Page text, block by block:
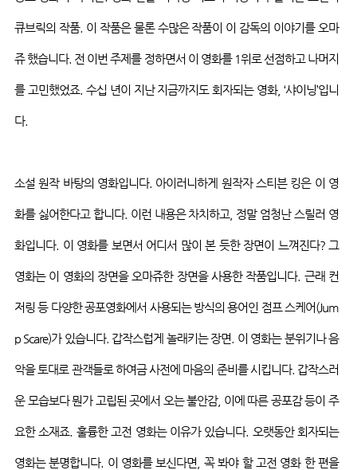
큐브릭의 작품. 이 작품은 물론 수많은 작품이 이 감독의 이야기를 오마
쥬했습니다. 전 이번 주제를 정하면서 이 영화를 1위로 선점하고 나머지
를 고민했었죠. 수십 년이 지난 지금까지도 회자되는 영화, ‘샤이닝’입니
다.
소설 원작 바탕의 영화입니다. 아이러니하게 원작자 스티븐 킹은 이 영
화를 싫어한다고 합니다. 이런 내용은 차치하고 정말 엄청난 스릴러 영
화입니다. 이 영화를 보면서 어디서 많이 본 듯한 장면이 느껴진다? 그
영화는 이 영화의 장면을 오마쥬한장면을 사용한 작품입니다. 근래 컨
저링 등 다양한 공포영화에서 사용되는 방식의 용어인 점프 스케어(Jum
p Scare)가 있습니다. 갑작스럽게 놀래키는장면 이 영화는 분위기나 음
악을 토대로 관객들로 하여금 사전에 마음의 준비를 시킵니다. 갑작스러
운 모습보다 뭔가 고립된 곳에서 오는 불안감, 이에 따른 공포감 등이 주
요한 소재죠 훌륭한 고전 영화는 이유가 있습니다. 오랫동안 회자되는
영화는 분명합니다. 이 영화를 보신다면 꼭 봐야 할 고전 영화 한 편을